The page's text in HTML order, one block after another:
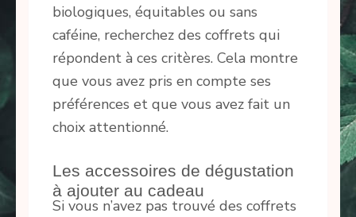
biologiques, équitables ou sans
caféine, recherchez des coffrets qui
répondent à ces critères. Cela montre
que vous avez pris en compte ses
préférences et que vous avez fait un
choix attentionné.
Les accessoires de dégustation
à ajouter au cadeau
Si vous n’avez pas trouvé des coffrets